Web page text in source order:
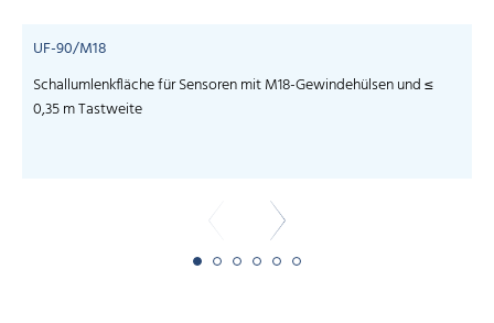
UF-90/M18
Schallumlenkfläche für Sensoren mit M18-Gewindehülsen und ≤
0,35 m Tastweite